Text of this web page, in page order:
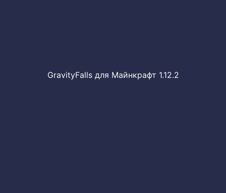
GravityFalls для Майнкрафт 1.12.2